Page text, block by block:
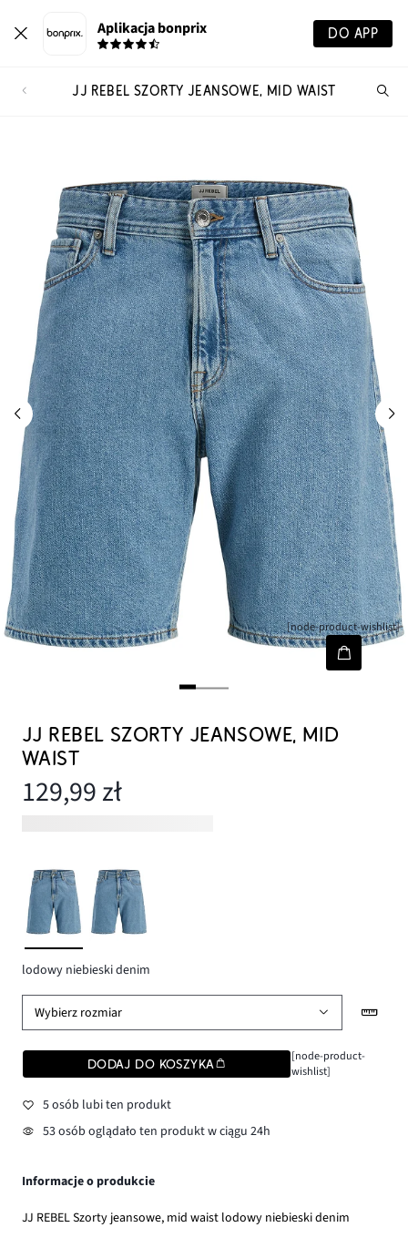
Aplikacja bonprix DO APP
JJ REBEL SZORTY JEANSOWE, MID WAIST
[node-product-wishlist]
JJ REBEL SZORTY JEANSOWE, MID
WAIST
129,99 zł
lodowy niebieski denim
Wybierz rozmiar
DODAJ DO KOSZYKA
[node-product-
wishlist]
5 osób lubi ten produkt
53 osób oglądało ten produkt w ciągu 24h
Informacje o produkcie
JJ REBEL Szorty jeansowe, mid waist lodowy niebieski denim